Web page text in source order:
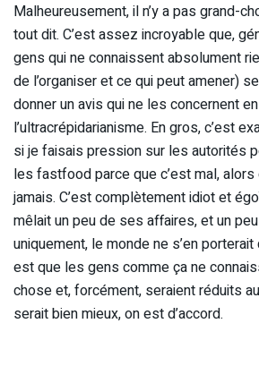
Malheureusement, il n’y a pas grand-
tout dit. C’est assez incroyable que,
gens qui ne connaissent absolument
de l’organiser et ce qui peut amener)
donner un avis qui ne les concernent
l’ultracrépidarianisme. En gros, c’est
si je faisais pression sur les autorités
les fastfood parce que c’est mal, alors
jamais. C’est complètement idiot et
mêlait un peu de ses affaires, et un
uniquement, le monde ne s’en
est que les gens comme ça ne
chose et, forcément, seraient réduits
serait bien mieux, on est d’accord.